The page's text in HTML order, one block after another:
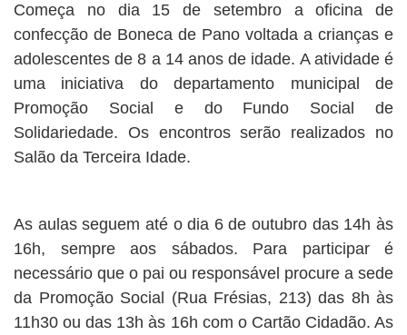
Começa no dia 15 de setembro a oficina de
confecção de Boneca de Pano voltada a crianças e
adolescentes de 8 a 14 anos de idade. A atividade é
uma iniciativa do departamento municipal de
Promoção Social e do Fundo Social de
Solidariedade. Os encontros serão realizados no
Salão da Terceira Idade.
As aulas seguem até o dia 6 de outubro das 14h às
16h, sempre aos sábados. Para participar é
necessário que o pai ou responsável procure a sede
da Promoção Social (Rua Frésias, 213) das 8h às
11h30 ou das 13h às 16h com o Cartão Cidadão. As